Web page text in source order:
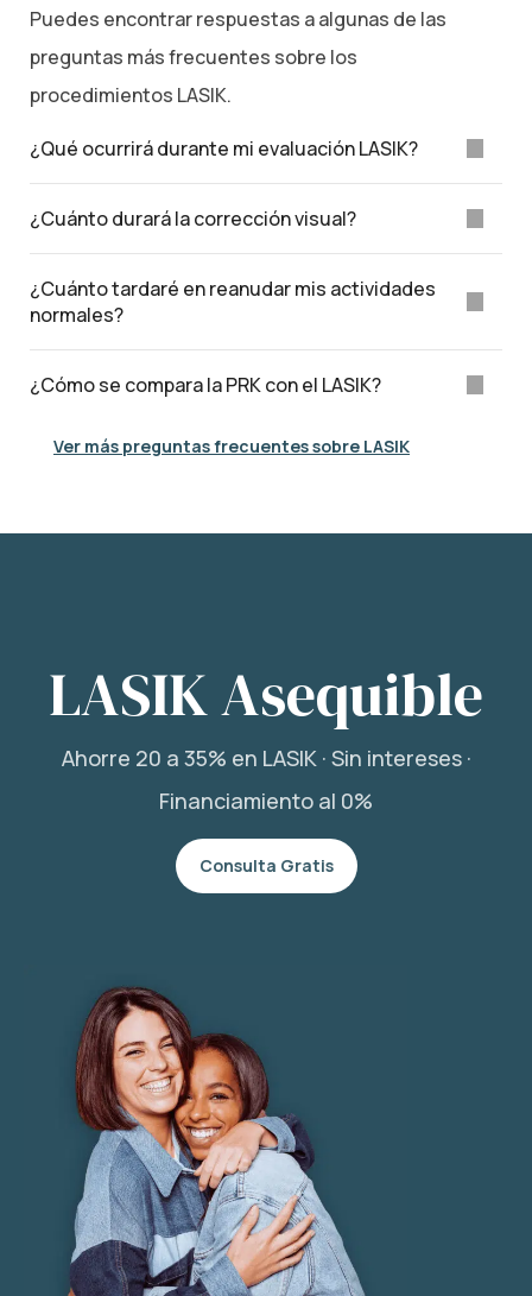
Puedes encontrar respuestas a algunas de las
preguntas más frecuentes sobre los
procedimientos LASIK.
¿Qué ocurrirá durante mi evaluación LASIK?
¿Cuánto durará la corrección visual?
¿Cuánto tardaré en reanudar mis actividades
normales?
¿Cómo se compara la PRK con el LASIK?
Ver más preguntas frecuentes sobre LASIK
LASIK Asequible
Ahorre 20 a 35% en LASIK · Sin intereses ·
Financiamiento al 0%
Consulta Gratis